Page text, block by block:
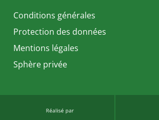
Conditions générales
Protection des données
Mentions légales
Sphère privée